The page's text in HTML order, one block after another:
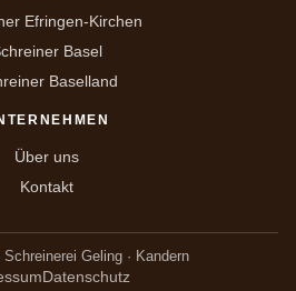
Efringen-Kirchen
Basel
Baselland
Über uns
Kontakt
Geling · Kandern
Datenschutz